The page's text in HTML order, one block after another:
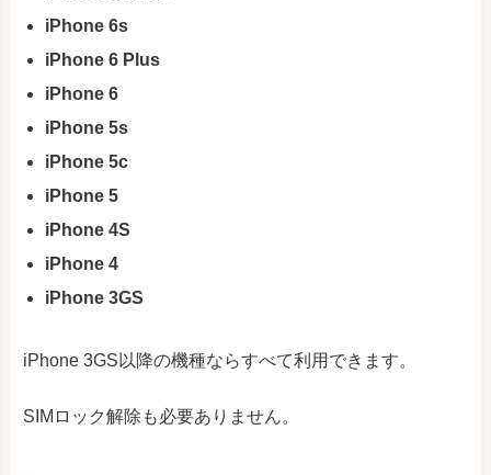
iPhone 6s
iPhone 6 Plus
iPhone 6
iPhone 5s
iPhone 5c
iPhone 5
iPhone 4S
iPhone 4
iPhone 3GS
iPhone 3GS以降の機種ならすべて利用できます。
SIMロック解除も必要ありません。